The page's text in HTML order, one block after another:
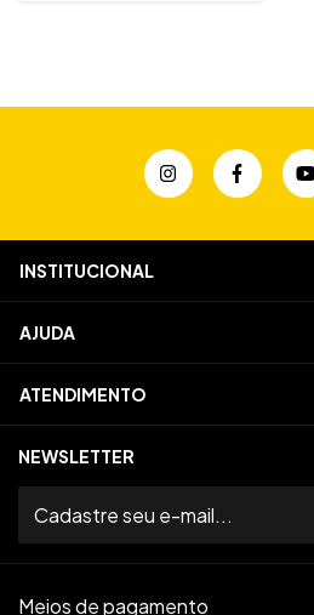
INSTITUCIONAL
AJUDA
ATENDIMENTO
NEWSLETTER
Meios de pagamento